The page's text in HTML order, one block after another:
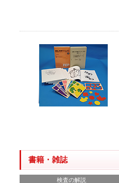
書籍・雑誌
検査の解説